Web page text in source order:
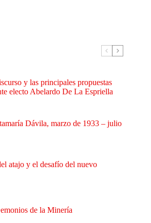
y las principales propuestas
electo Abelardo De La Espriella
Dávila, marzo de 1933 – julio
atajo y el desafío del nuevo
de la Minería